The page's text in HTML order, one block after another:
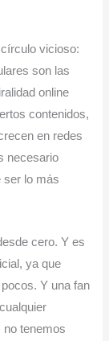
círculo vicioso:
son las
online
contenidos,
en redes
necesario
ser lo más
cero. Y es
ya que
Y una fan
no tenemos